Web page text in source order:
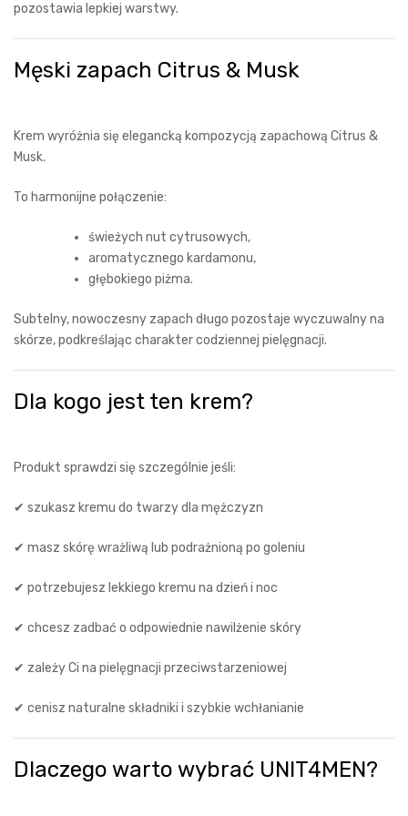
pozostawia lepkiej warstwy.
Męski zapach Citrus & Musk
Krem wyróżnia się elegancką kompozycją zapachową Citrus &
Musk.
To harmonijne połączenie:
świeżych nut cytrusowych,
aromatycznego kardamonu,
głębokiego piżma.
Subtelny, nowoczesny zapach długo pozostaje wyczuwalny na
skórze, podkreślając charakter codziennej pielęgnacji.
Dla kogo jest ten krem?
Produkt sprawdzi się szczególnie jeśli:
✔ szukasz kremu do twarzy dla mężczyzn
✔ masz skórę wrażliwą lub podrażnioną po goleniu
✔ potrzebujesz lekkiego kremu na dzień i noc
✔ chcesz zadbać o odpowiednie nawilżenie skóry
✔ zależy Ci na pielęgnacji przeciwstarzeniowej
✔ cenisz naturalne składniki i szybkie wchłanianie
Dlaczego warto wybrać UNIT4MEN?